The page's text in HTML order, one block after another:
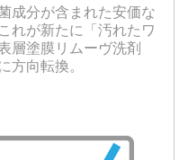
成分が含まれた安価な
れが新たに「汚れたワ
層塗膜リムーヴ洗剤
方向転換。